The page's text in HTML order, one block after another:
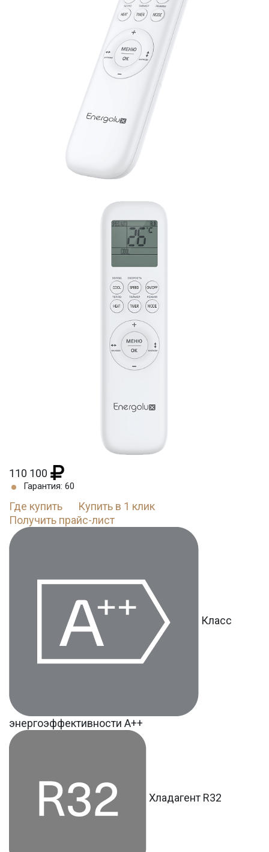
110 100
Гарантия: 60
Где купить
Купить в 1 клик
Получить прайс-лист
Класс
энергоэффективности А++
Хладагент R32